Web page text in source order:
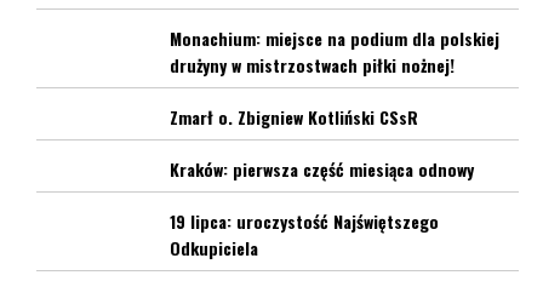
Monachium: miejsce na podium dla polskiej
drużyny w mistrzostwach piłki nożnej!
Zmarł o. Zbigniew Kotliński CSsR
Kraków: pierwsza część miesiąca odnowy
19 lipca: uroczystość Najświętszego
Odkupiciela